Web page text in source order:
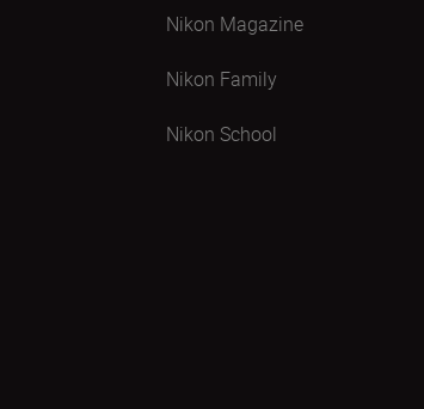
Nikon Magazine
Nikon Family
Nikon School